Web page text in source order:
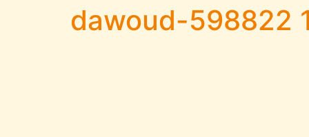
dawoud-598822